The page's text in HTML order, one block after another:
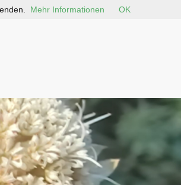
Mehr Informationen OK